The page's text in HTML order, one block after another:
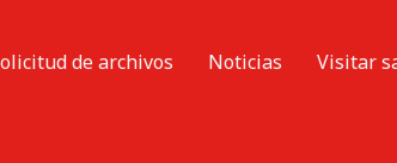
de archivos Noticias
Visitar